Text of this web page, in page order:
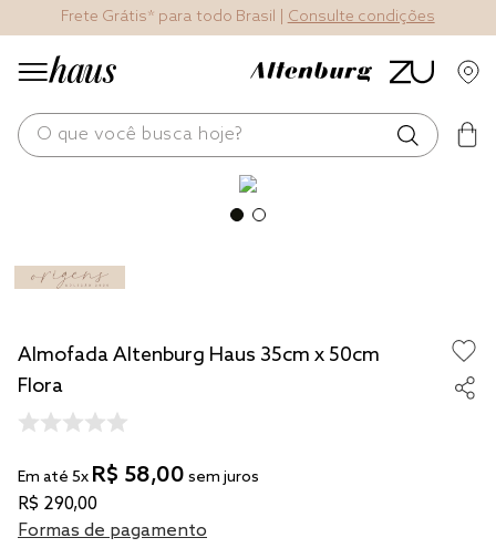
Frete Grátis* para todo Brasil | Consulte condições
O que você busca hoje?
Almofada Altenburg Haus 35cm x 50cm
Flora
Em até 5x R$ 58,00 sem juros
R$ 290,00
Formas de pagamento
fronha
jogos cama
solteiro king
cobre leito